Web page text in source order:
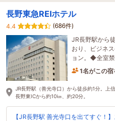
長野東急REIホテル
4.4
(686件)
JR長野駅から
おり、ビジネ
ョン。◆全室
1名がこの
JR長野駅（善光寺口）から徒歩約1分。
長野東ICから約10㎞、約20分。
【JR長野駅 善光寺口を出てすぐ！